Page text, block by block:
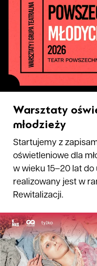
Warsztaty
młodzieży
Startujemy z
oświetleniowe dla
w wieku 15–20 lat do
realizowany jest w
Rewitalizacji.